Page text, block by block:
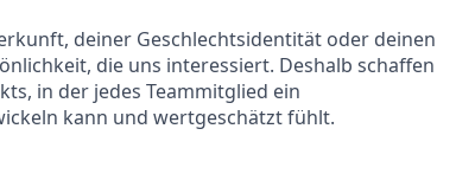
deiner Geschlechtsidentität oder deinen
die uns interessiert. Deshalb schaffen
in der jedes Teammitglied ein
kann und wertgeschätzt fühlt.